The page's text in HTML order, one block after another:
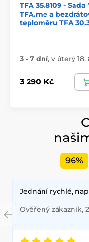
TFA 35.8109 -
TFA.me a
teploměru TFA
3 - 7 dní, v úterý 18.
3 290 Kč
96%
Jednání rychlé,
Ověřený zákazník,